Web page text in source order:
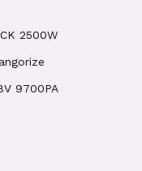
2500W
9700PA